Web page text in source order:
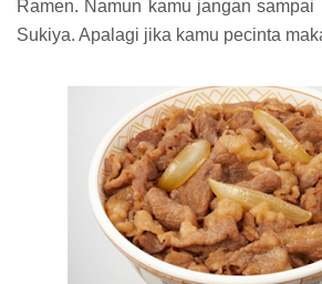
Ramen. Namun kamu jangan sampai
Sukiya. Apalagi jika kamu pecinta